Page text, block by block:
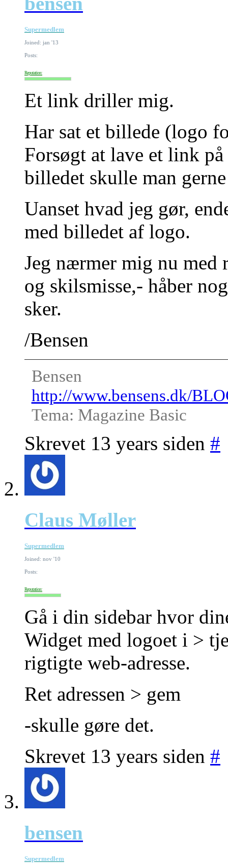
Supermedlem
Joined: jan '13
Posts:
Reputation:
Et link driller mig.
Har sat et billede (logo
Forsøgt at lave et link
billedet skulle man
Uanset hvad jeg gør,
med billedet af logo.
Jeg nærmer mig nu med
og skilsmisse,- håber
sker.
/Bensen
Bensen
http://www.bensens.dk/
Tema: Magazine Basic
Skrevet 13 years siden #
Claus Møller
Supermedlem
Joined: nov '10
Posts:
Reputation:
Gå i din sidebar hvor
Widget med logoet i >
rigtigte web-adresse.
Ret adressen > gem
-skulle gøre det.
Skrevet 13 years siden #
bensen
Supermedlem